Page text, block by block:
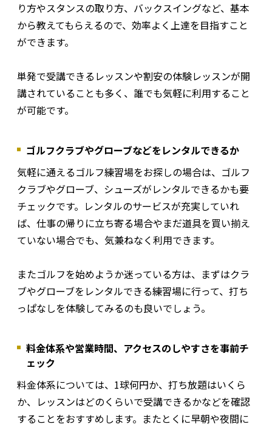
り方やスタンスの取り方、バックスイングなど、基本
から教えてもらえるので、効率よく上達を目指すこと
ができます。
単発で受講できるレッスンや割安の体験レッスンが開
講されていることも多く、誰でも気軽に利用すること
が可能です。
ゴルフクラブやグローブなどをレンタルできるか
気軽に通えるゴルフ練習場をお探しの場合は、ゴルフ
クラブやグローブ、シューズがレンタルできるかも要
チェックです。レンタルのサービスが充実していれ
ば、仕事の帰りに立ち寄る場合やまだ道具を買い揃え
ていない場合でも、気兼ねなく利用できます。
またゴルフを始めようか迷っている方は、まずはクラ
ブやグローブをレンタルできる練習場に行って、打ち
っぱなしを体験してみるのも良いでしょう。
料金体系や営業時間、アクセスのしやすさを事前チ
ェック
料金体系については、1球何円か、打ち放題はいくら
か、レッスンはどのくらいで受講できるかなどを確認
することをおすすめします。またとくに早朝や夜間に